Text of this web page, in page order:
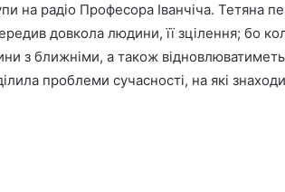
на радіо Професора Іванчіча. Тетяна
довкола людини, її зцілення; бо
з ближніми, а також
проблеми сучасності, на які